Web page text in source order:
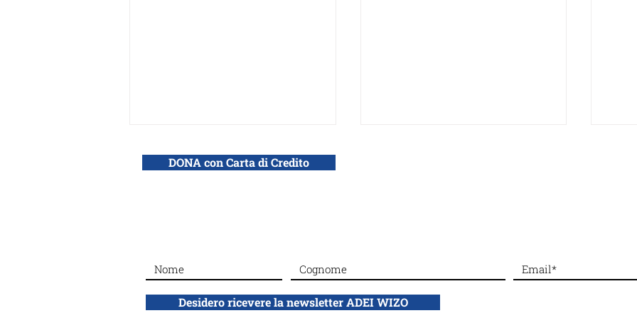
#Dalla sezione di Roma: La
giornata dei Giusti al
Giardino
#Dalla sezione di Venezia:
Bazar primaverile
DONA con Carta di Credito
Desidero ricevere la newsletter ADEI WIZO